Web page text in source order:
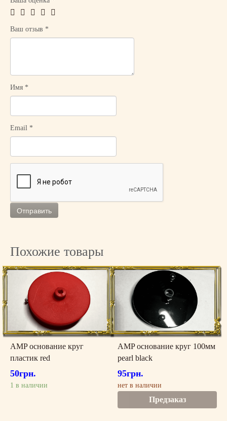
Ваш отзыв *
Имя *
Email *
Похожие товары
AMP основание круг
пластик red
50грн.
1 в наличии
AMP основание круг 100мм
pearl black
95грн.
нет в наличии
Предзаказ